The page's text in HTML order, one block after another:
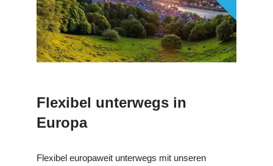
Flexibel unterwegs in
Europa
Flexibel europaweit unterwegs mit unseren